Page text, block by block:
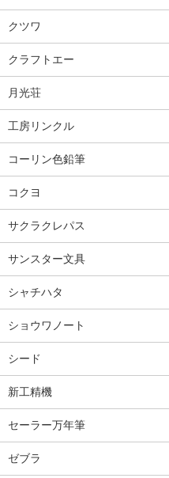
クツワ
クラフトエー
月光荘
工房リンクル
コーリン色鉛筆
コクヨ
サクラクレパス
サンスター文具
シャチハタ
ショウワノート
シード
新工精機
セーラー万年筆
ゼブラ